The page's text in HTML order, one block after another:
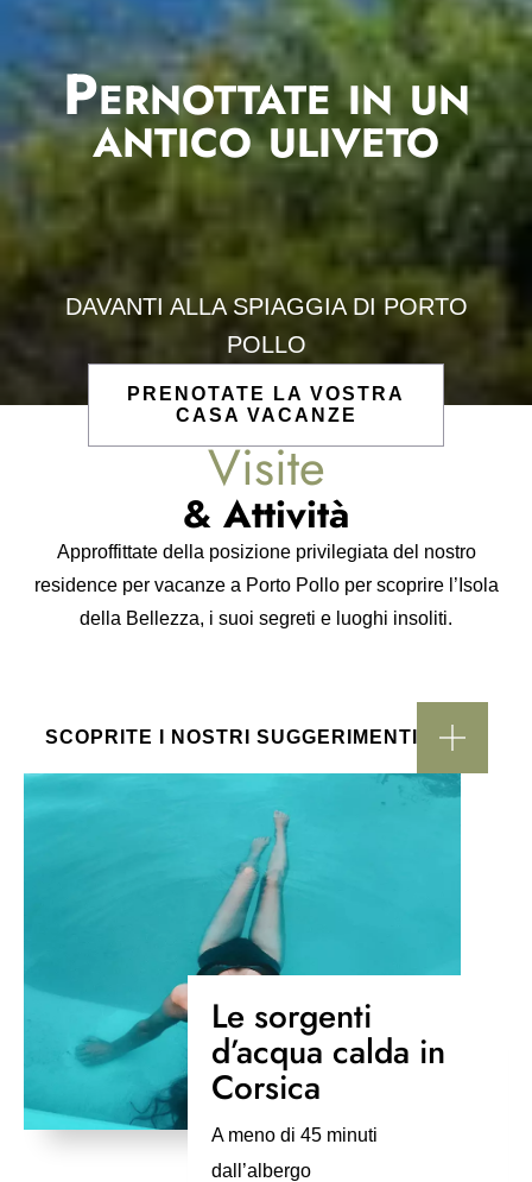
Pernottate in un
antico uliveto
DAVANTI ALLA SPIAGGIA DI PORTO
POLLO
PRENOTATE LA VOSTRA
CASA VACANZE
Le sorgenti
d’acqua calda in
Corsica
A meno di 45 minuti
dall’albergo
Visite
& Attività
Approffittate della posizione privilegiata del nostro
residence per vacanze a Porto Pollo per scoprire l’Isola
della Bellezza, i suoi segreti e luoghi insoliti.
SCOPRITE I NOSTRI SUGGERIMENTI